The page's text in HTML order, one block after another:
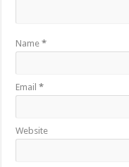
Name*
Email*
Website